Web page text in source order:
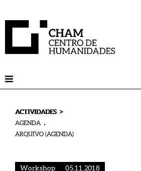
ACTIVIDADES >
AGENDA
ARQUIVO (AGENDA)
Workshop 05.11.2018